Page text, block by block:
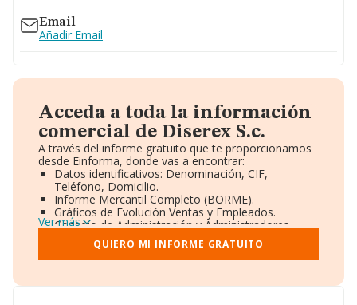
Email
Añadir Email
Acceda a toda la información
comercial de Diserex S.c.
A través del informe gratuito que te proporcionamos
desde Einforma, donde vas a encontrar:
Datos identificativos: Denominación, CIF,
Teléfono, Domicilio.
Informe Mercantil Completo (BORME).
Gráficos de Evolución Ventas y Empleados.
Consejo de Administración y Administradores.
Directivos y Ejecutivos.
Accionistas.
Participaciones y Vinculaciones en otras empresas.
Información oficial y registral complementaria.
Ver más
QUIERO MI INFORME GRATUITO